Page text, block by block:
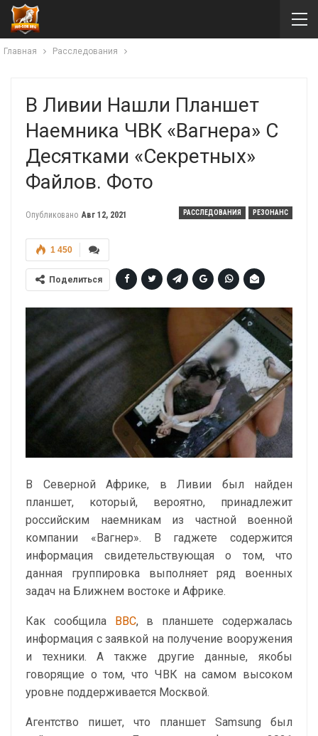
Главная Расследования
В Ливии Нашли Планшет
Наемника ЧВК «Вагнера» С
Десятками «секретных»
Файлов. Фото
РАССЛЕДОВАНИЯ РЕЗОНАНС
Опубликовано Авг 12, 2021
1 450
Поделиться
В Северной Африке, в Ливии был найден
планшет, который, вероятно, принадлежит
российским наемникам из частной военной
компании «Вагнер». В гаджете содержится
информация свидетельствующая о том, что
данная группировка выполняет ряд военных
задач на Ближнем востоке и Африке.
Как сообщила ВВС, в планшете содержалась
информация с заявкой на получение вооружения
и техники. А также другие данные, якобы
говорящие о том, что ЧВК на самом высоком
уровне поддерживается Москвой.
Агентство пишет, что планшет Samsung был